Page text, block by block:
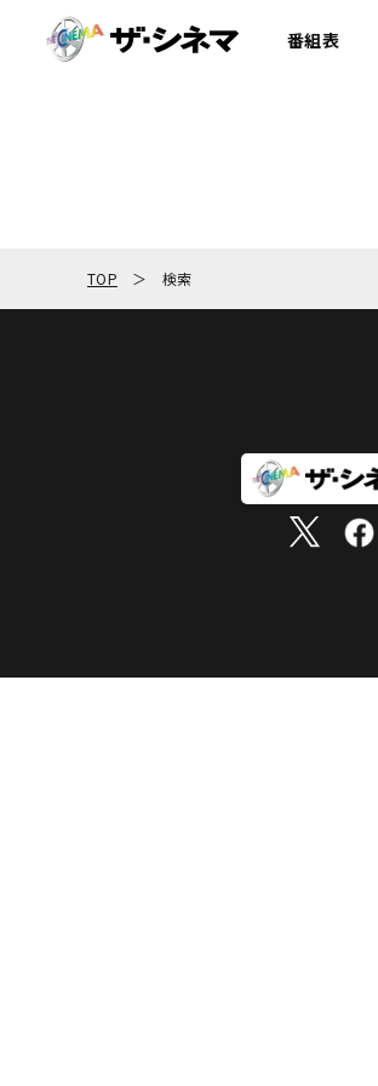
番組表
TOP 検索